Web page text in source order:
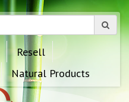
Resell
Natural Products